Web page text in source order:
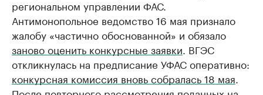
региональном управлении ФАС.
Антимонопольное ведомство 16 мая признало
жалобу «частично обоснованной» и обязало
заново оценить конкурсные заявки . ВГЭС
откликнулась на предписание УФАС оперативно:
конкурсная комиссия вновь собралась 18 мая